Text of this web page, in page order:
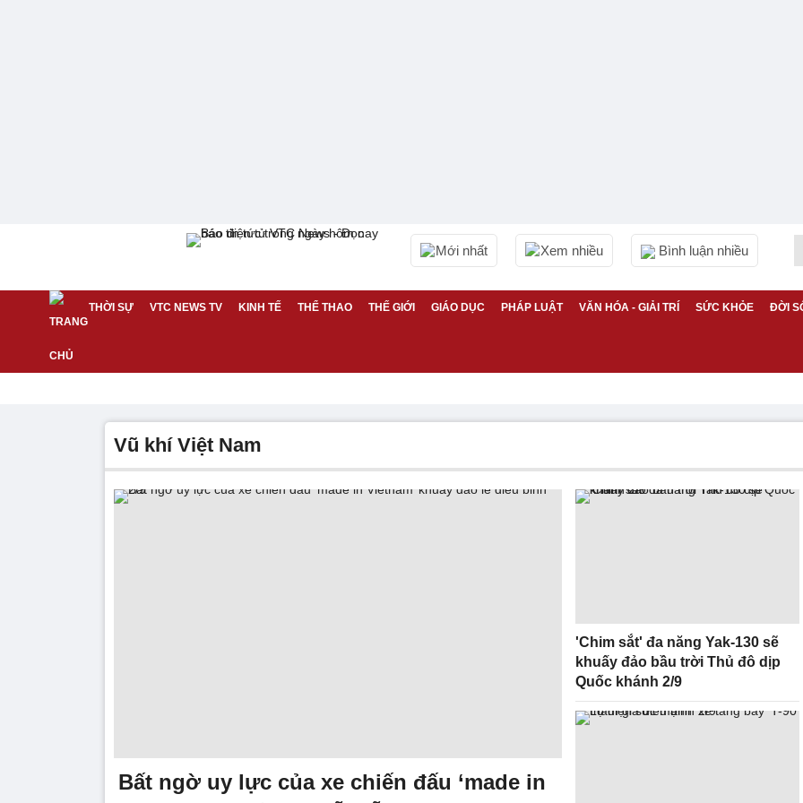
Mới nhất Xem nhiều Bình luận nhiều
THỜI SỰ VTC NEWS TV KINH TẾ THỂ THAO THẾ GIỚI GIÁO DỤC PHÁP LUẬT VĂN HÓA - GIẢI TRÍ SỨC KHỎE ĐỜI
vũ khí Việt Nam
Bất ngờ uy lực của xe chiến đấu ‘made in
'Chim sắt' đa năng Yak-130 sẽ
khuấy đảo bầu trời Thủ đô dịp
Quốc khánh 2/9